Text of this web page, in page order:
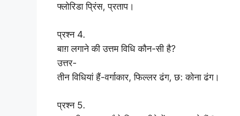
फ्लोरिडा प्रिंस, प्रताप।
प्रश्न 4.
बाग़ लगाने की उत्तम विधि कौन-सी है?
उत्तर-
तीन विधियां हैं-वर्गाकार, फिल्लर ढंग, छ: कोना ढंग।
प्रश्न 5.